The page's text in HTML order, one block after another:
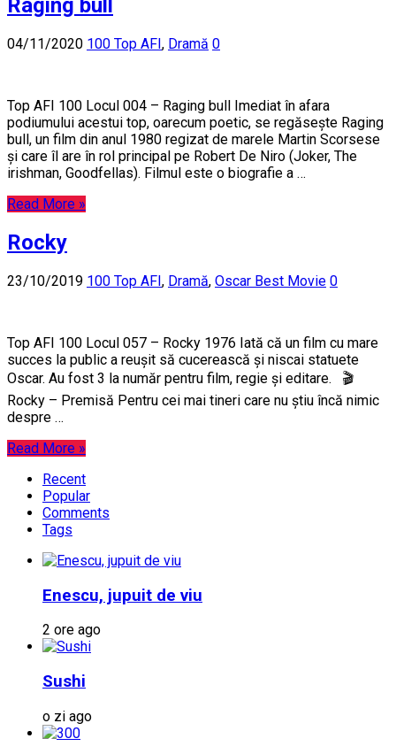
Raging bull
04/11/2020 100 Top AFI, Dramă 0
Top AFI 100 Locul 004 – Raging bull Imediat în afara
podiumului acestui top, oarecum poetic, se regăsește Raging
bull, un film din anul 1980 regizat de marele Martin Scorsese
și care îl are în rol principal pe Robert De Niro (Joker, The
irishman, Goodfellas). Filmul este o biografie a …
Read More »
Rocky
23/10/2019 100 Top AFI, Dramă, Oscar Best Movie 0
Top AFI 100 Locul 057 – Rocky 1976 Iată că un film cu mare
succes la public a reușit să cucerească și niscai statuete
Oscar. Au fost 3 la număr pentru film, regie și editare. 🎬
Rocky – Premisă Pentru cei mai tineri care nu știu încă nimic
despre …
Read More »
Recent
Popular
Comments
Tags
Enescu, jupuit de viu
2 ore ago
Sushi
o zi ago